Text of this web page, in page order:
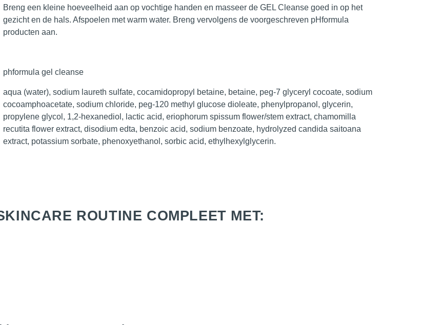
Breng een kleine hoeveelheid aan op vochtige handen en masseer de GEL Cleanse goed in op het
gezicht en de hals. Afspoelen met warm water. Breng vervolgens de voorgeschreven pHformula
producten aan.
phformula gel cleanse
aqua (water), sodium laureth sulfate, cocamidopropyl betaine, betaine, peg-7 glyceryl cocoate, sodium
cocoamphoacetate, sodium chloride, peg-120 methyl glucose dioleate, phenylpropanol, glycerin,
propylene glycol, 1,2-hexanediol, lactic acid, eriophorum spissum flower/stem extract, chamomilla
recutita flower extract, disodium edta, benzoic acid, sodium benzoate, hydrolyzed candida saitoana
extract, potassium sorbate, phenoxyethanol, sorbic acid, ethylhexylglycerin.
ROUTINE COMPLEET MET: